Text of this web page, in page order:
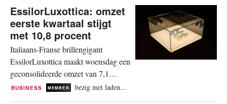
experimentele introductie aan van de
eerste productielijnen voor wearables
in Italië. De start is in de tweede helft
van het jaar. Het initiatief betreft met
name de historische...
EssilorLuxottica: omzet
eerste kwartaal stijgt
met 10,8 procent
Italiaans-Franse brillengigant
EssilorLuxottica maakt woensdag een
geconsolideerde omzet van 7,1
miljard euro bekend voor het eerste
BUSINESS MEMBER bezig met laden...